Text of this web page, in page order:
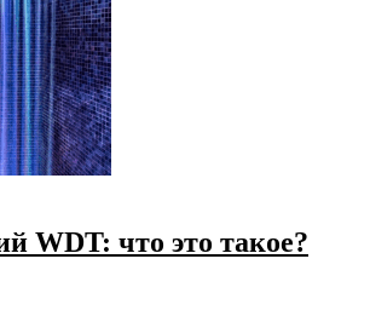
WDT: что это такое?